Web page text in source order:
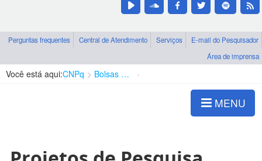
Perguntas frequentes Central de Atendimento Serviços
E-mail do Pesquisador
Área de imprensa
Você está aqui:CNPq Bolsas e Auxílios Vigentes
MENU